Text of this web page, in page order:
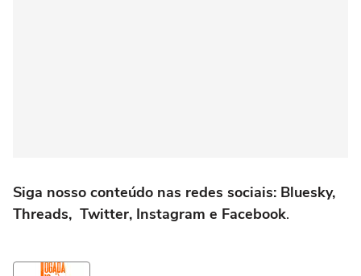
Siga nosso conteúdo nas redes sociais: Bluesky,
Threads, Twitter, Instagram e Facebook.